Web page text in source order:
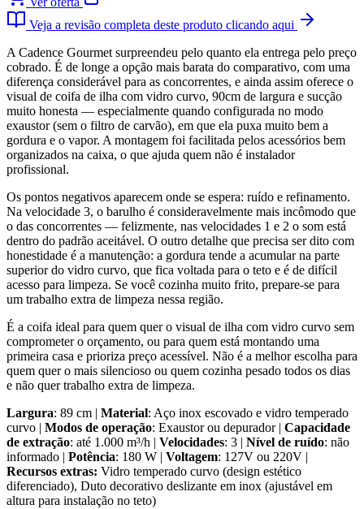
Veja a revisão completa deste produto clicando aqui
A Cadence Gourmet surpreendeu pelo quanto ela entrega pelo preço
cobrado. É de longe a opção mais barata do comparativo, com uma
diferença considerável para as concorrentes, e ainda assim oferece o
visual de coifa de ilha com vidro curvo, 90cm de largura e sucção
muito honesta — especialmente quando configurada no modo
exaustor (sem o filtro de carvão), em que ela puxa muito bem a
gordura e o vapor. A montagem foi facilitada pelos acessórios bem
organizados na caixa, o que ajuda quem não é instalador
profissional.
Os pontos negativos aparecem onde se espera: ruído e refinamento.
Na velocidade 3, o barulho é consideravelmente mais incômodo que
o das concorrentes — felizmente, nas velocidades 1 e 2 o som está
dentro do padrão aceitável. O outro detalhe que precisa ser dito com
honestidade é a manutenção: a gordura tende a acumular na parte
superior do vidro curvo, que fica voltada para o teto e é de difícil
acesso para limpeza. Se você cozinha muito frito, prepare-se para
um trabalho extra de limpeza nessa região.
É a coifa ideal para quem quer o visual de ilha com vidro curvo sem
comprometer o orçamento, ou para quem está montando uma
primeira casa e prioriza preço acessível. Não é a melhor escolha para
quem quer o mais silencioso ou quem cozinha pesado todos os dias
e não quer trabalho extra de limpeza.
Largura: 89 cm | Material: Aço inox escovado e vidro temperado
curvo | Modos de operação: Exaustor ou depurador | Capacidade
de extração: até 1.000 m³/h | Velocidades: 3 | Nível de ruído: não
informado | Potência: 180 W | Voltagem: 127V ou 220V |
Recursos extras: Vidro temperado curvo (design estético
diferenciado), Duto decorativo deslizante em inox (ajustável em
altura para instalação no teto)